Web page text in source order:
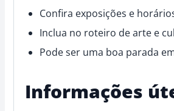
Confira exposições e
Inclua no roteiro de arte e
Pode ser uma boa parada
Informações